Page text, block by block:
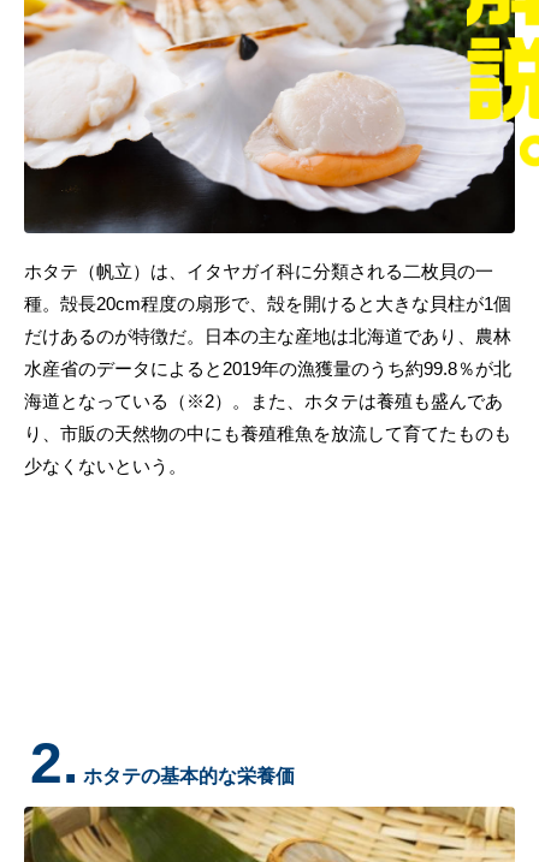
ホタテ（帆立）は、イタヤガイ科に分類される二枚貝の一
種。殻長20cm程度の扇形で、殻を開けると大きな貝柱が1個
だけあるのが特徴だ。日本の主な産地は北海道であり、農林
水産省のデータによると2019年の漁獲量のうち約99.8％が北
海道となっている（※2）。また、ホタテは養殖も盛んであ
り、市販の天然物の中にも養殖稚魚を放流して育てたものも
少なくないという。
2. ホタテの基本的な栄養価